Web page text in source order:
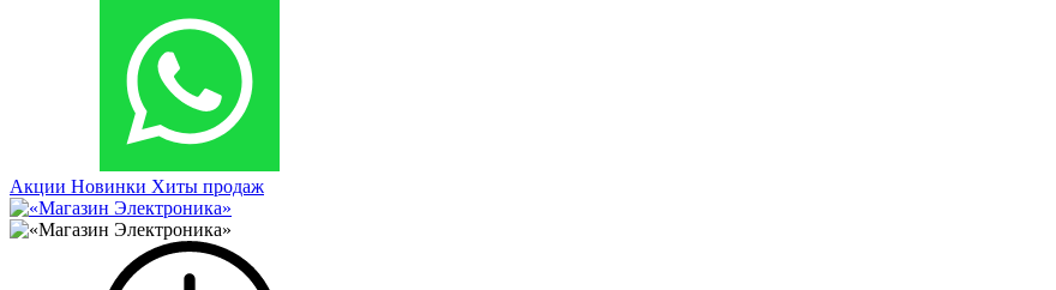
Акции Новинки Хиты продаж